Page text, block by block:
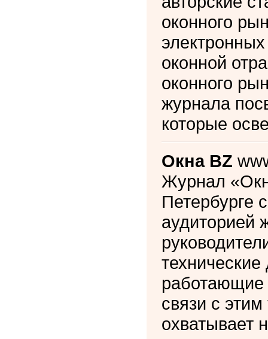
оконного
оконной
оконного
журнала
которые
Окна BZ
Журнал
Петербурге
аудиторией
работающие
связи с
охватывает